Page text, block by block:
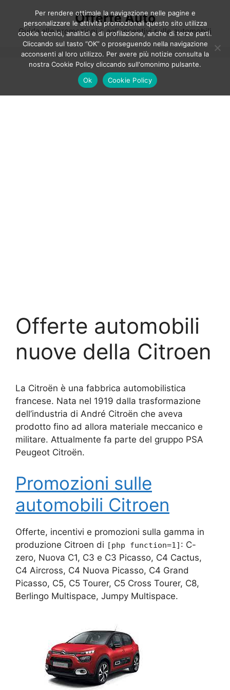
contenuto
Offerte Auto
Guida alle promozioni e agli incentivi sulle automobili
Offerte automobili
nuove della Citroen
La Citroën è una fabbrica automobilistica
francese. Nata nel 1919 dalla trasformazione
dell’industria di André Citroën che aveva
prodotto fino ad allora materiale meccanico e
militare. Attualmente fa parte del gruppo PSA
Peugeot Citroën.
Promozioni sulle
automobili Citroen
Offerte, incentivi e promozioni sulla gamma in
produzione Citroen di [php function=1] : C-
zero, Nuova C1, C3 e C3 Picasso, C4 Cactus,
C4 Aircross, C4 Nuova Picasso, C4 Grand
Picasso, C5, C5 Tourer, C5 Cross Tourer, C8,
Berlingo Multispace, Jumpy Multispace.
Per rendere ottimale la navigazione nelle pagine e
personalizzare le attività promozionali questo sito utilizza
cookie tecnici, analitici e di profilazione, anche di terze parti.
Cliccando sul tasto “OK” o proseguendo nella navigazione
acconsenti al loro utilizzo. Per avere più notizie consulta la
nostra Cookie Policy cliccando sull'omonimo pulsante.
Ok
Cookie Policy